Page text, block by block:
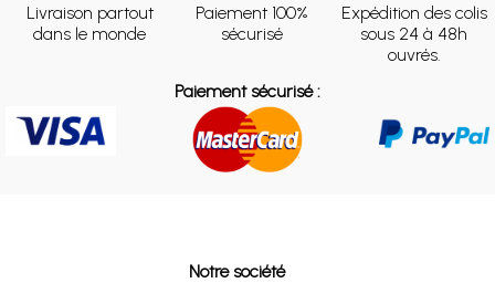
Livraison partout
dans le monde
Paiement 100%
sécurisé
Expédition des colis
sous 24 à 48h
ouvrés.
Paiement sécurisé :
Notre société